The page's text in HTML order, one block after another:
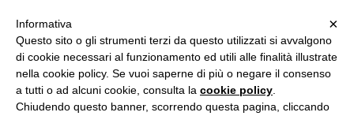
ASCOLTA RADIO LUNA
×
×
Informativa
Questo sito o gli strumenti terzi da questo utilizzati si avvalgono
di cookie necessari al funzionamento ed utili alle finalità illustrate
nella cookie policy. Se vuoi saperne di più o negare il consenso
a tutti o ad alcuni cookie, consulta la cookie policy
Chiudendo questo banner, scorrendo questa pagina, cliccando